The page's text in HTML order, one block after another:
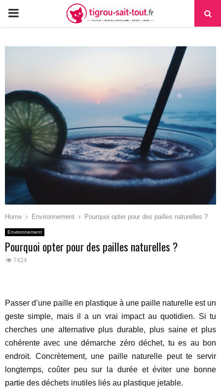
PRIMARY
Home Environnement Pourquoi opter pour des pailles naturelles ?
Environnement
Pourquoi opter pour des pailles naturelles ?
7424
Passer d’une paille en plastique à une paille naturelle est un
geste simple, mais il a un vrai impact au quotidien. Si tu
cherches une alternative plus durable, plus saine et plus
cohérente avec une démarche zéro déchet, tu es au bon
endroit. Concrètement, une paille naturelle peut te servir
longtemps, coûter peu sur la durée et éviter une bonne
partie des déchets inutiles liés au plastique jetable.